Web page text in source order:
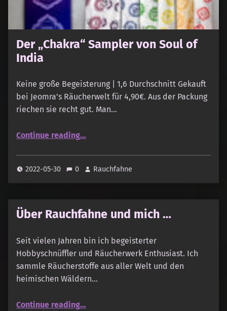
Der „Chakra“ Sampler von Soul of
India
Keine große Begeisterung | 1,6 Durchschnitt Gekauft
bei Jeomra’s Räucherwelt für 4,90€. Aus der Packung
riechen sie recht gut. Man…
Continue reading“Der „Chakra“ Sampler von Soul of India”
…
2022-05-30 0 Rauchfahne
Über Rauchfahne und mich …
Seit vielen Jahren bin ich begeisterter
Hobbyschnüffler und Räucherwerk Enthusiast. Ich
sammle Räucherstoffe aus aller Welt und den
heimischen Wäldern…
Continue reading…